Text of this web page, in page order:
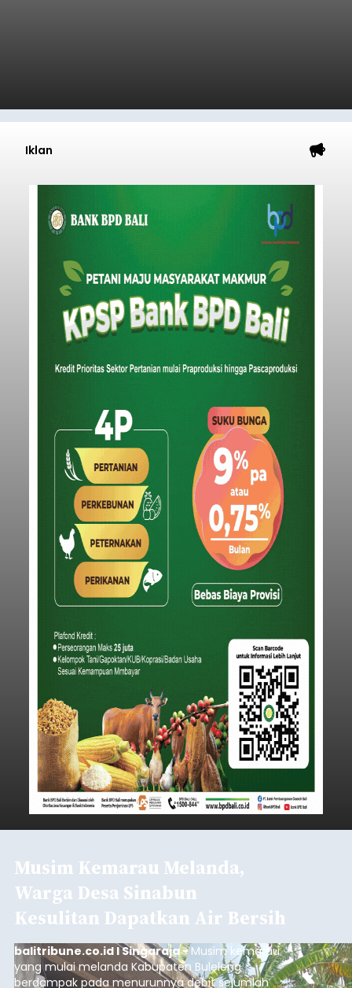
Iklan
Musim Kemarau Melanda,
Warga Desa Sinabun
Kesulitan Dapatkan Air Bersih
balitribune.co.id I Singaraja -Musim kemarau
yang mulai melanda Kabupaten Buleleng
berdampak pada menurunnya debit sejumlah